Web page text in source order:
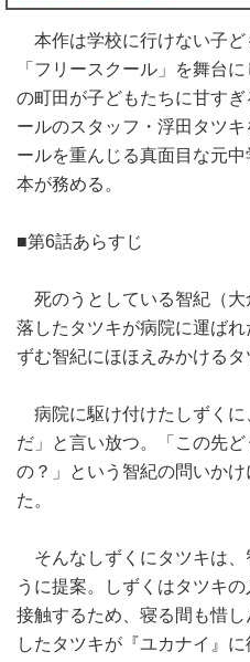
本作は学校に行けない子ど
「フリースクール」を舞台
の町田が子どもたちに甘す
ールのスタッフ・浮田タツ
ールを重んじる真面目な元
本が務める。
■第6話あらすじ
死のうとしている智紀（大
落したタツキが病院に運ば
ずむ智紀にほほえみかけるタ
病院に駆け付けたしずくに
だ」と言い放つ。「この先
の？」という智紀の問いか
た。
そんなしずくにタツキは、
うに提案。しずくはタツキ
接触するため、寝る間も惜
したタツキが『ユカナイ』